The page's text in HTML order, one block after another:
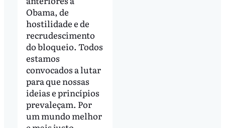
Obama, de
hostilidade e de
recrudescimento
do bloqueio. Todos
estamos
convocados a lutar
para que nossas
ideias e princípios
prevaleçam. Por
um mundo melhor